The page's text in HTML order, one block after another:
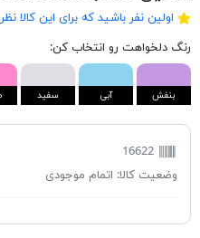
اولین نفر باشید که برای این کالا
رنگ دلخواهت رو انتخاب کن:
بنفش آبی سفید
16622
وضعیت کالا: اتمام موجودی